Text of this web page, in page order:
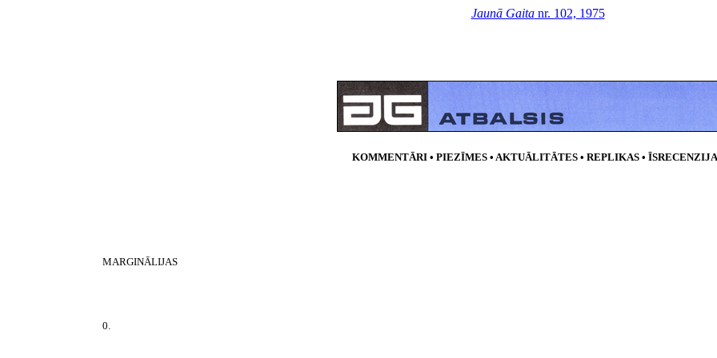
Jaunā Gaitanr. 102, 1975
KOMMENTĀRI • PIEZĪMES • AKTUĀLITĀTES • REPLIKAS •
MARGINĀLIJAS
0.